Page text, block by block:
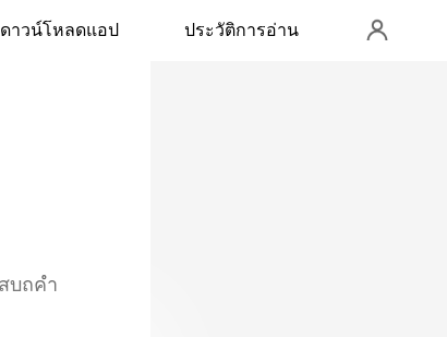
ดาวน์โหลดแอป ประวัติการอ่าน